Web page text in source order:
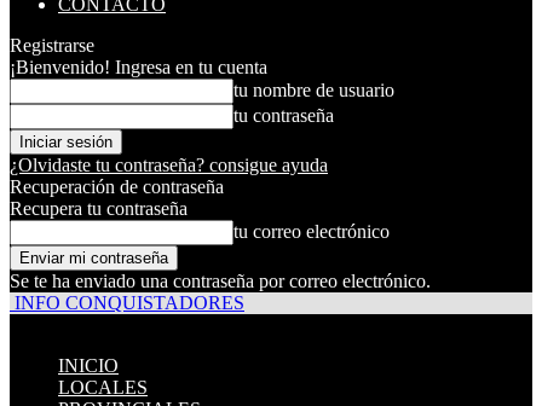
CONTACTO
Registrarse
¡Bienvenido! Ingresa en tu cuenta
tu nombre de usuario
tu contraseña
¿Olvidaste tu contraseña? consigue ayuda
Recuperación de contraseña
Recupera tu contraseña
tu correo electrónico
Se te ha enviado una contraseña por correo electrónico.
INFO CONQUISTADORES
INICIO
LOCALES